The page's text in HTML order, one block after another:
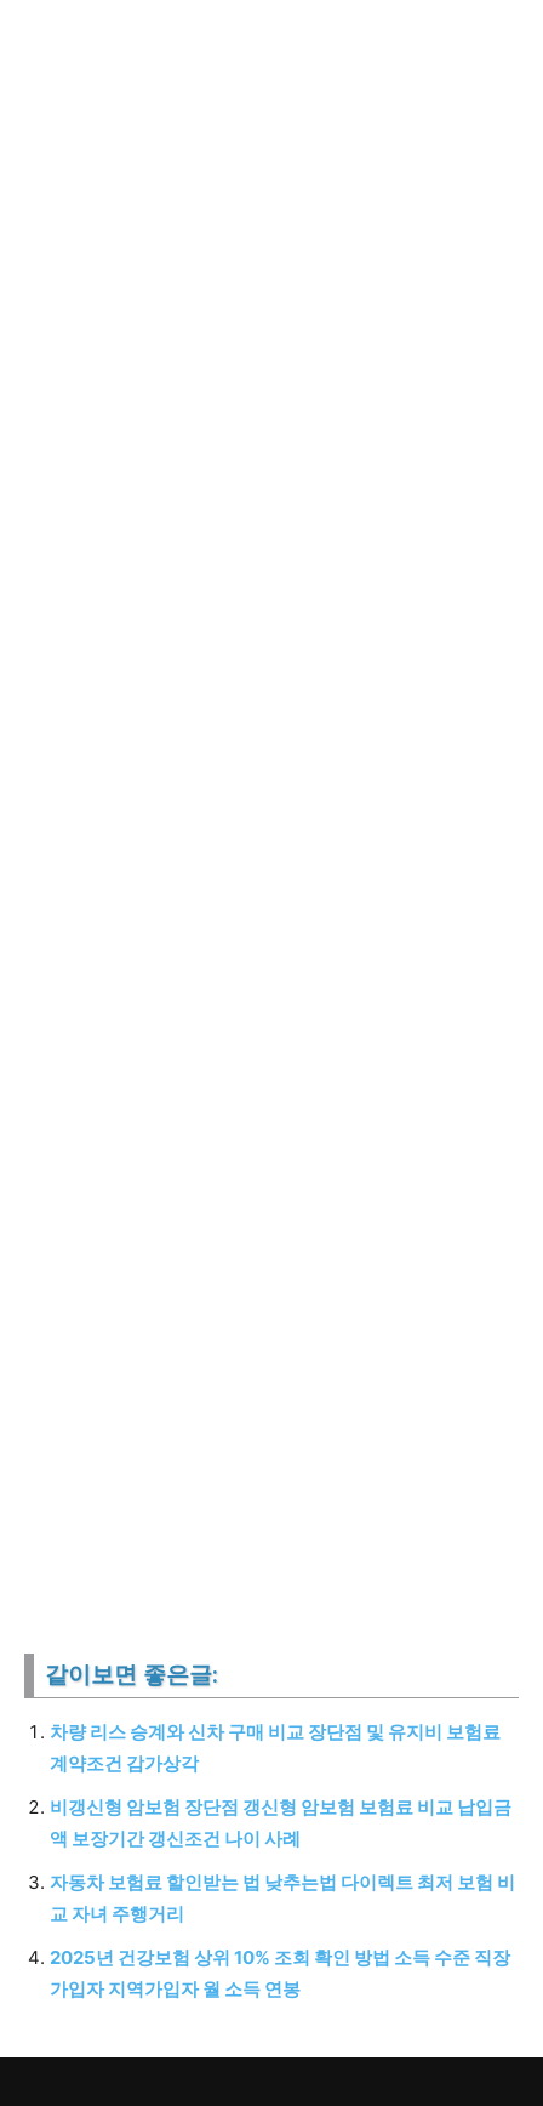
같이보면 좋은글:
차량 리스 승계와 신차 구매 비교 장단점 및 유지비 보험료
계약조건 감가상각
비갱신형 암보험 장단점 갱신형 암보험 보험료 비교 납입금
액 보장기간 갱신조건 나이 사례
자동차 보험료 할인받는 법 낮추는법 다이렉트 최저 보험 비
교 자녀 주행거리
2025년 건강보험 상위 10% 조회 확인 방법 소득 수준 직장
가입자 지역가입자 월 소득 연봉